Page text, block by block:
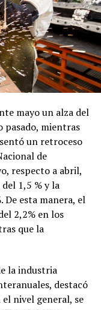
mayo un alza del
pasado, mientras
un retroceso
de
respecto a abril,
1,5 % y la
esta manera, el
2,2% en los
que la
la industria
destacó
nivel general, se